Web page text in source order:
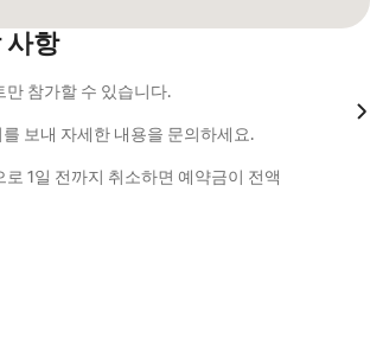
사항
만 참가할 수 있습니다.
보내 자세한 내용을 문의하세요.
1일 전까지 취소하면 예약금이 전액